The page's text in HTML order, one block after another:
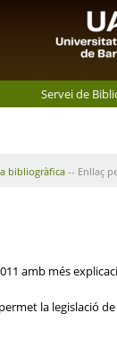
Servei de
bibliogràfica-- Enllaç
amb més
la legislació